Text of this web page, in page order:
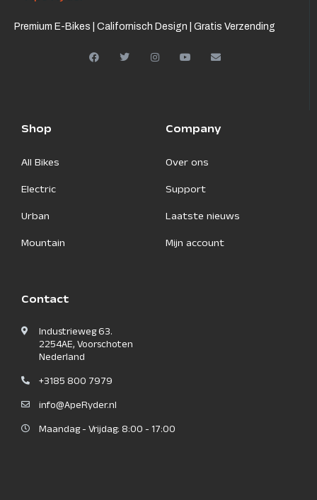
Premium E-Bikes | Californisch Design | Gratis Verzending
Shop
All Bikes
Electric
Urban
Mountain
Company
Over ons
Support
Laatste nieuws
Mijn account
Contact
Industrieweg 63.
2254AE, Voorschoten
Nederland
+3185 800 7979
info@ApeRyder.nl
Maandag - Vrijdag: 8:00 - 17:00